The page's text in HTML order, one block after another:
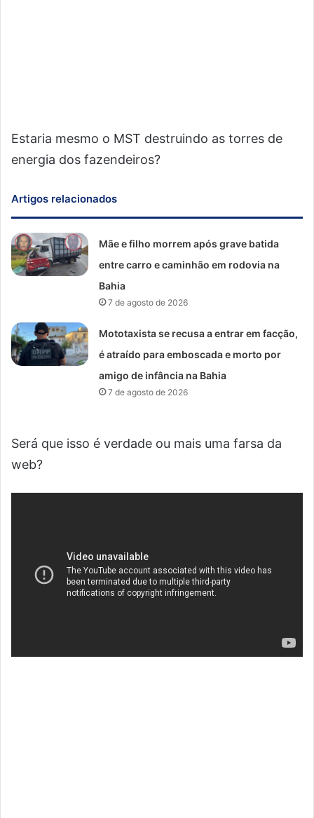
Estaria mesmo o MST destruindo as torres de
energia dos fazendeiros?
Artigos relacionados
Mãe e filho morrem após grave batida
entre carro e caminhão em rodovia na
Bahia
7 de agosto de 2026
Mototaxista se recusa a entrar em facção,
é atraído para emboscada e morto por
amigo de infância na Bahia
7 de agosto de 2026
Será que isso é verdade ou mais uma farsa da
web?